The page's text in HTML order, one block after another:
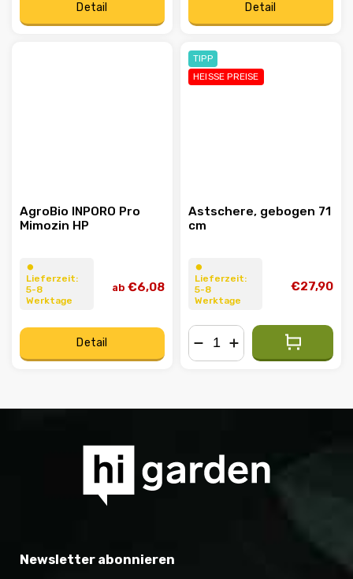
Detail Detail
AgroBio INPORO Pro
Mimozin HP
⏺︎
Lieferzeit:
5-8
Werktage
ab €6,08
Detail
TIPP
HEISSE PREISE
Astschere, gebogen 71
cm
⏺︎
Lieferzeit:
5-8
Werktage
€27,90
Newsletter abonnieren